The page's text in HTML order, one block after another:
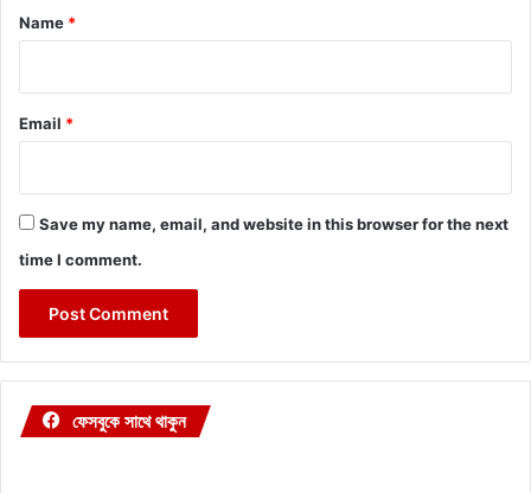
*
Name *
Email *
Save my name, email, and website in this browser for the next
time I comment.
ফেসবুকে সাথে থাকুন